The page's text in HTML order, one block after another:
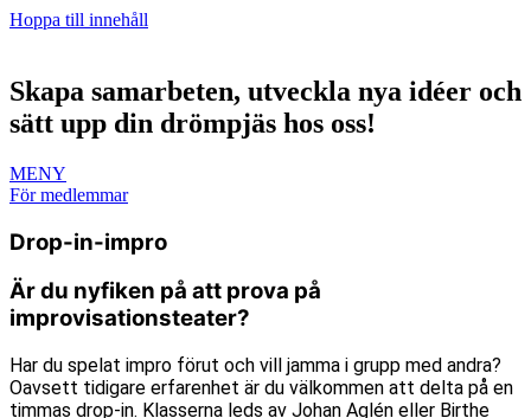
Hoppa till innehåll
Skapa samarbeten, utveckla nya idéer och
sätt upp din drömpjäs hos oss!
MENY
För medlemmar
Drop-in-impro
Är du nyfiken på att prova på
improvisationsteater?
Har du spelat impro förut och vill jamma i grupp med andra?
Oavsett tidigare erfarenhet är du välkommen att delta på en
timmas drop-in. Klasserna leds av Johan Aglén eller Birthe